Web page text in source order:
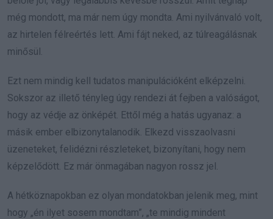
még mondott, ma már nem úgy mondta. Ami nyilvánvaló volt,
az hirtelen félreértés lett. Ami fájt neked, az túlreagálásnak
minősül.
Ezt nem mindig kell tudatos manipulációként elképzelni.
Sokszor az illető tényleg úgy rendezi át fejben a valóságot,
hogy az védje az önképét. Ettől még a hatás ugyanaz: a
másik ember elbizonytalanodik. Elkezd visszaolvasni
üzeneteket, felidézni részleteket, bizonyítani, hogy nem
képzelődött. Ez már önmagában nagyon rossz jel.
A hétköznapokban ez olyan mondatokban jelenik meg, mint
hogy „én ilyet sosem mondtam”, „te mindig mindent